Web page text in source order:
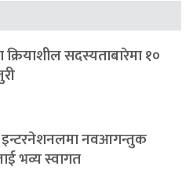
क्रियाशील सदस्यताबारेमा १०
इन्टरनेशनलमा नवआगन्तुक
भव्य स्वागत